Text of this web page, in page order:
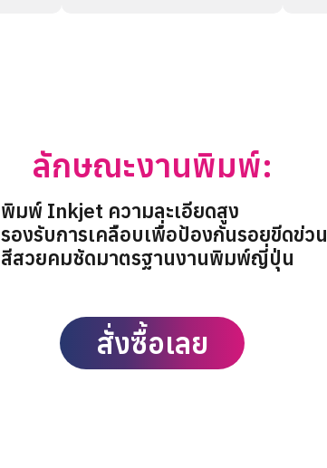
ลักษณะงานพิมพ์:
พิมพ์ Inkjet ความละเอียดสูง
รองรับการเคลือบเพื่อป้องกันรอยขีดข่วน
สีสวยคมชัดมาตรฐานงานพิมพ์ญี่ปุ่น
สั่งซื้อเลย